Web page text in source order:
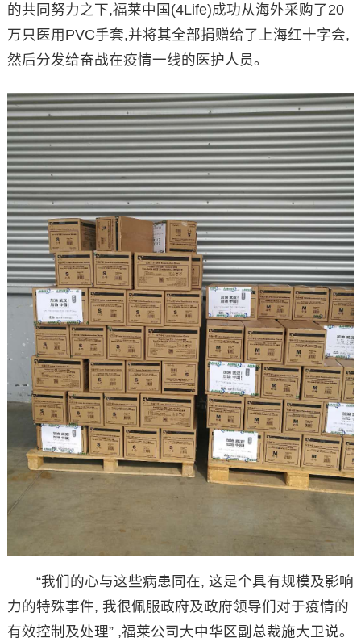
的共同努力之下,福莱中国(4Life)成功从海外采购了20
万只医用PVC手套,并将其全部捐赠给了上海红十字会,
然后分发给奋战在疫情一线的医护人员。
“我们的心与这些病患同在, 这是个具有规模及影响
力的特殊事件, 我很佩服政府及政府领导们对于疫情的
有效控制及处理” ,福莱公司大中华区副总裁施大卫说。